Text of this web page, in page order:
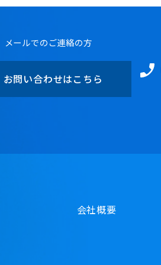
メールでのご連絡の方
お問い合わせはこちら
会社概要